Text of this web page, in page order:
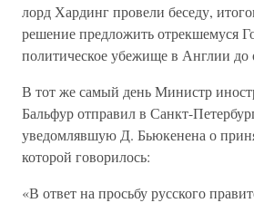
лорд Хардинг провели беседу,
решение предложить отрекшемуся
политическое убежище в Англии до
В тот же самый день Министр
Бальфур отправил в Санкт-
уведомлявшую Д. Бьюкенена о
которой говорилось:
«В ответ на просьбу русского